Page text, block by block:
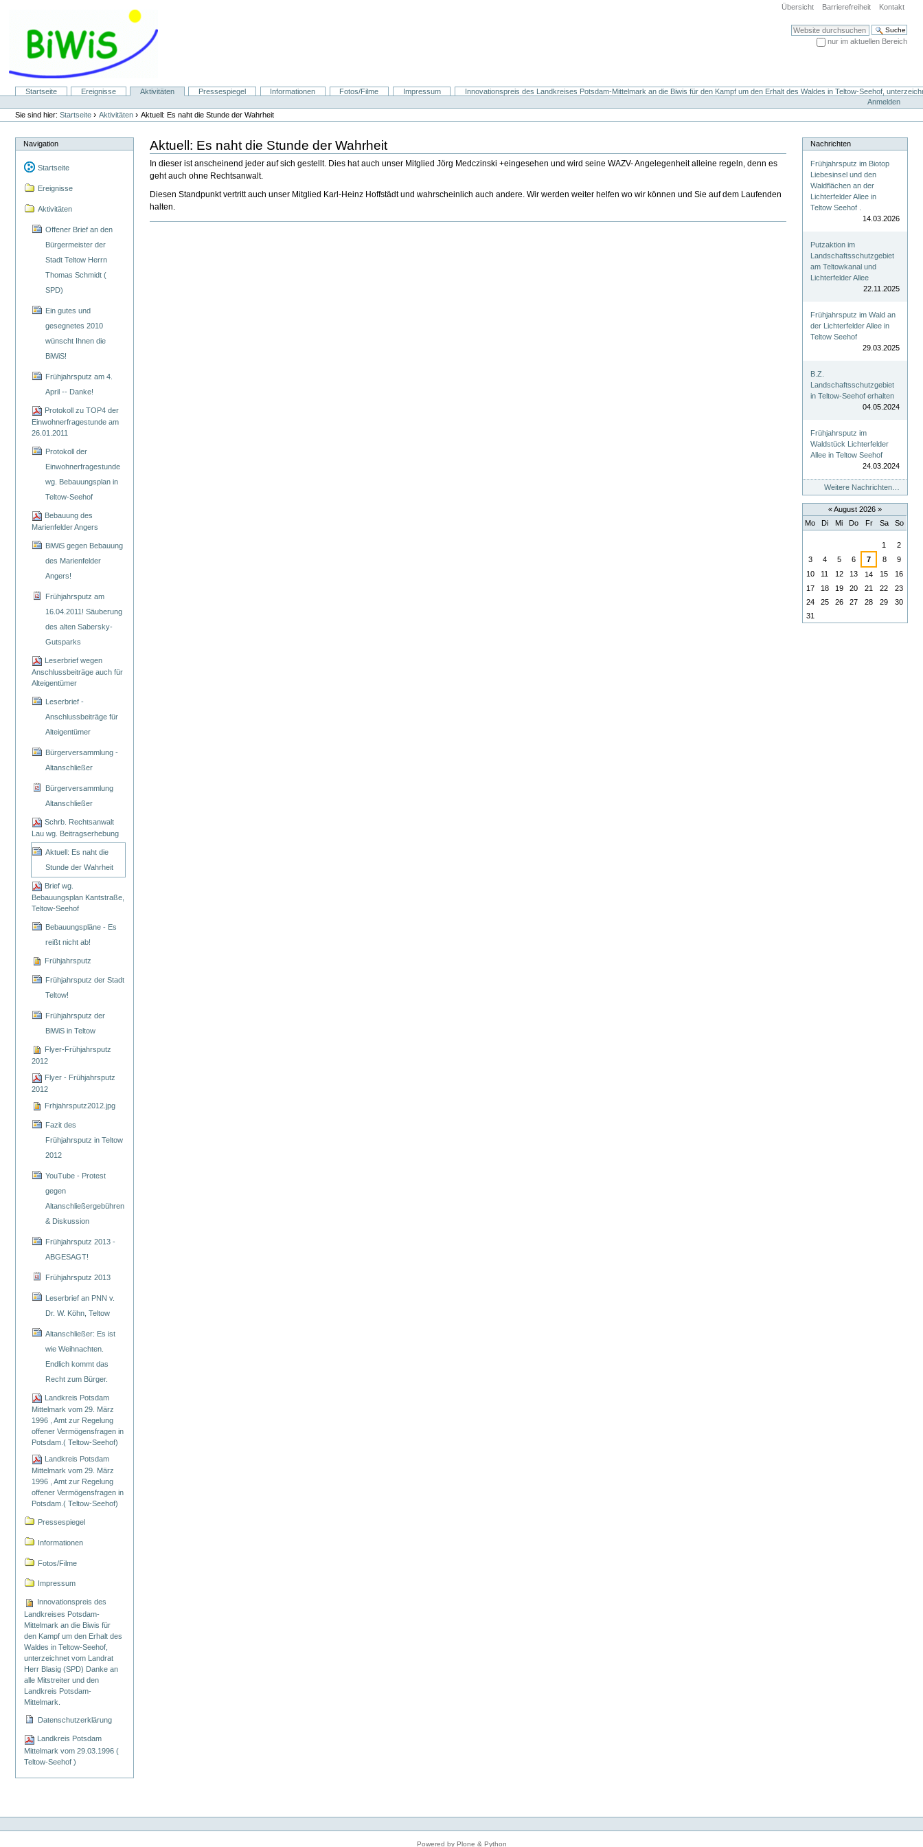
Navigation
Übersicht Barrierefreiheit Kontakt
Website durchsuchen
nur im aktuellen Bereich
SektionenStartseite Ereignisse Aktivitäten Pressespiegel Informationen Fotos/Filme Impressum
Innovationspreis des Landkreises Potsdam-Mittelmark an die Biwis für den Kampf um den Erhalt des Waldes in Teltow-Seehof,
Benutzerspezifische
Werkzeuge
Anmelden
Sie sind hier: Startseite ›Aktivitäten ›Aktuell: Es naht die Stunde der Wahrheit
Navigation
Startseite
Ereignisse
Aktivitäten
Offener Brief an den
Bürgermeister der
Stadt Teltow Herrn
Thomas Schmidt (
SPD)
Ein gutes und
gesegnetes 2010
wünscht Ihnen die
BiWiS!
Frühjahrsputz am 4.
April -- Danke!
Protokoll zu TOP4 der
Einwohnerfragestunde am
26.01.2011
Protokoll der
Einwohnerfragestunde
wg. Bebauungsplan in
Teltow-Seehof
Bebauung des
Marienfelder Angers
BiWiS gegen Bebauung
des Marienfelder
Angers!
Frühjahrsputz am
16.04.2011! Säuberung
des alten Sabersky-
Gutsparks
Leserbrief wegen
Anschlussbeiträge auch für
Alteigentümer
Leserbrief -
Anschlussbeiträge für
Alteigentümer
Bürgerversammlung -
Altanschließer
Bürgerversammlung
Altanschließer
Schrb. Rechtsanwalt
Lau wg. Beitragserhebung
Aktuell: Es naht die
Stunde der Wahrheit
Brief wg.
Bebauungsplan Kantstraße,
Teltow-Seehof
Bebauungspläne - Es
reißt nicht ab!
Frühjahrsputz
Frühjahrsputz der Stadt
Teltow!
Frühjahrsputz der
BiWiS in Teltow
Flyer-Frühjahrsputz
2012
Flyer - Frühjahrsputz
2012
Frhjahrsputz2012.jpg
Fazit des
Frühjahrsputz in Teltow
2012
YouTube - Protest
gegen
Altanschließergebühren
& Diskussion
Frühjahrsputz 2013 -
ABGESAGT!
Frühjahrsputz 2013
Leserbrief an PNN v.
Dr. W. Köhn, Teltow
Altanschließer: Es ist
wie Weihnachten.
Endlich kommt das
Recht zum Bürger.
Landkreis Potsdam
Mittelmark vom 29. März
1996 , Amt zur Regelung
offener Vermögensfragen in
Potsdam.( Teltow-Seehof)
Landkreis Potsdam
Mittelmark vom 29. März
1996 , Amt zur Regelung
offener Vermögensfragen in
Potsdam.( Teltow-Seehof)
Pressespiegel
Informationen
Fotos/Filme
Impressum
Innovationspreis des
Landkreises Potsdam-
Mittelmark an die Biwis für
den Kampf um den Erhalt des
Waldes in Teltow-Seehof,
unterzeichnet vom Landrat
Herr Blasig (SPD) Danke an
alle Mitstreiter und den
Landkreis Potsdam-
Mittelmark.
Datenschutzerklärung
Landkreis Potsdam
Mittelmark vom 29.03.1996 (
Teltow-Seehof )
Aktuell: Es naht die Stunde der Wahrheit
In dieser ist anscheinend jeder auf sich gestellt. Dies hat auch unser Mitglied Jörg Medczinski +eingesehen und wird seine WAZV- Angelegenheit alleine regeln, denn es
geht auch ohne Rechtsanwalt.
Diesen Standpunkt vertritt auch unser Mitglied Karl-Heinz Hoffstädt und wahrscheinlich auch andere. Wir werden weiter helfen wo wir können und Sie auf dem Laufenden
halten.
Nachrichten
Frühjahrsputz im Biotop
Liebesinsel und den
Waldflächen an der
Lichterfelder Allee in
Teltow Seehof .
14.03.2026
Putzaktion im
Landschaftsschutzgebiet
am Teltowkanal und
Lichterfelder Allee
22.11.2025
Frühjahrsputz im Wald an
der Lichterfelder Allee in
Teltow Seehof
29.03.2025
B.Z.
Landschaftsschutzgebiet
in Teltow-Seehof erhalten
04.05.2024
Frühjahrsputz im
Waldstück Lichterfelder
Allee in Teltow Seehof
24.03.2024
Weitere Nachrichten…
«August 2026 »
Mo Di Mi Do Fr Sa So
1
2
3
4 5 6 7 8
9
10
11 12 13 14 15
16
17
18 19 20 21 22
23
24
25 26 27 28 29
30
31
Powered by Plone & Python